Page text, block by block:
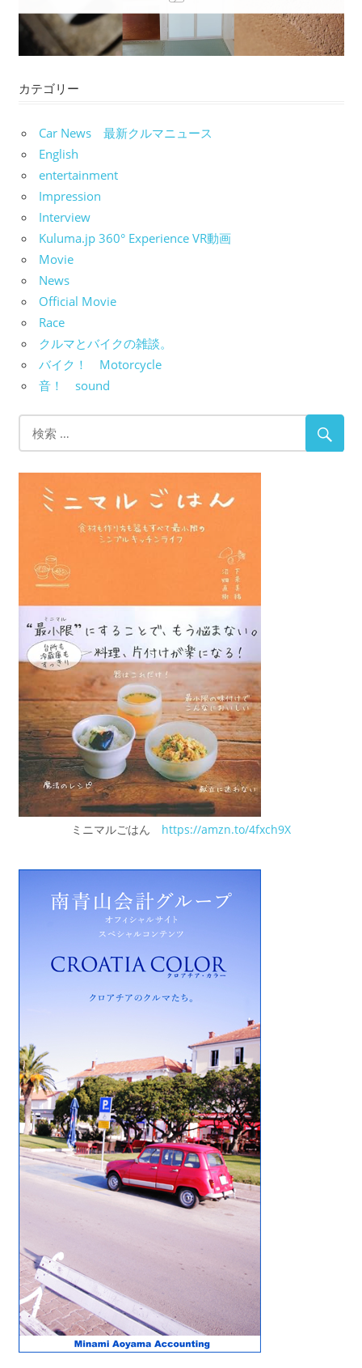
カテゴリー
Car News 最新クルマニュース
English
entertainment
Impression
Interview
Kuluma.jp 360° Experience VR動画
Movie
News
Official Movie
Race
クルマとバイクの雑談。
バイク！ Motorcycle
音！ sound
ミニマルごはん https://amzn.to/4fxch9X